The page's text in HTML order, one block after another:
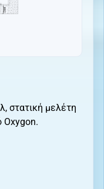
στατική μελέτη
Oxygon.